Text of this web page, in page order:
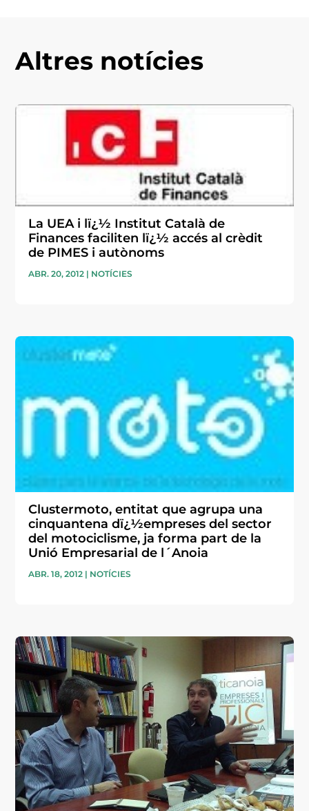
Altres notícies
La UEA i lï¿½ Institut Català de
Finances faciliten lï¿½ accés al crèdit
de PIMES i autònoms
ABR. 20, 2012 | NOTÍCIES
Clustermoto, entitat que agrupa una
cinquantena dï¿½empreses del sector
del motociclisme, ja forma part de la
Unió Empresarial de l´Anoia
ABR. 18, 2012 | NOTÍCIES